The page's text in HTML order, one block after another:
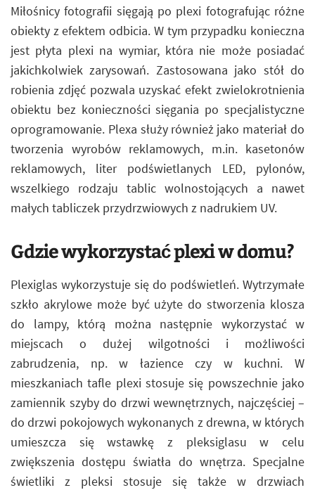
Miłośnicy fotografii sięgają po plexi fotografując różne
obiekty z efektem odbicia. W tym przypadku konieczna
jest płyta plexi na wymiar, która nie może posiadać
jakichkolwiek zarysowań. Zastosowana jako stół do
robienia zdjęć pozwala uzyskać efekt zwielokrotnienia
obiektu bez konieczności sięgania po specjalistyczne
oprogramowanie. Plexa służy również jako materiał do
tworzenia wyrobów reklamowych, m.in. kasetonów
reklamowych, liter podświetlanych LED, pylonów,
wszelkiego rodzaju tablic wolnostojących a nawet
małych tabliczek przydrzwiowych z nadrukiem UV.
Gdzie wykorzystać plexi w domu?
Plexiglas wykorzystuje się do podświetleń. Wytrzymałe
szkło akrylowe może być użyte do stworzenia klosza
do lampy, którą można następnie wykorzystać w
miejscach o dużej wilgotności i możliwości
zabrudzenia, np. w łazience czy w kuchni. W
mieszkaniach tafle plexi stosuje się powszechnie jako
zamiennik szyby do drzwi wewnętrznych, najczęściej –
do drzwi pokojowych wykonanych z drewna, w których
umieszcza się wstawkę z pleksiglasu w celu
zwiększenia dostępu światła do wnętrza. Specjalne
świetliki z pleksi stosuje się także w drzwiach